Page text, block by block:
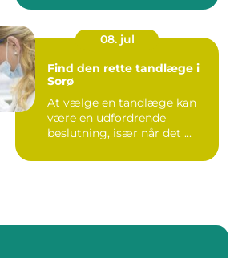
08. jul
Find den rette tandlæge i
Sorø
At vælge en tandlæge kan
være en udfordrende
beslutning, især når det ...